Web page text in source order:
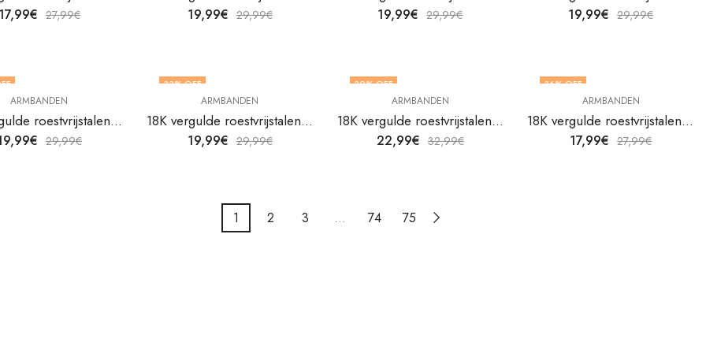
17,99€ 27,99€ 19,99€ 29,99€ 19,99€ 29,99€ 19,99€ 29,99€
ARMBANDEN
18K vergulde roestvrijstalen ankerarmband van V&F Juweliers
€ 29,99€
33% OFF
ARMBANDEN
18K vergulde roestvrijstalen armband Bloem van V&F Juweliers
19,99€ 29,99€
30% OFF
ARMBANDEN
18K vergulde roestvrijstalen armband Bloem van V&F Juweliers
22,99€ 32,99€
36% OFF
ARMBANDEN
18K vergulde roestvrijstalen armband Flower Meadow van V&F Juweliers
17,99€ 27,99€
1 2 3 … 74 75